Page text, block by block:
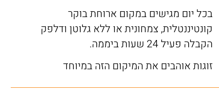
בכל יום מגישים במקום ארוחת בוקר
קונטיננטלית, צמחונית או ללא גלוטן ודלפק
הקבלה פעיל 24 שעות ביממה.
זוגות אוהבים את המיקום הזה במיוחד